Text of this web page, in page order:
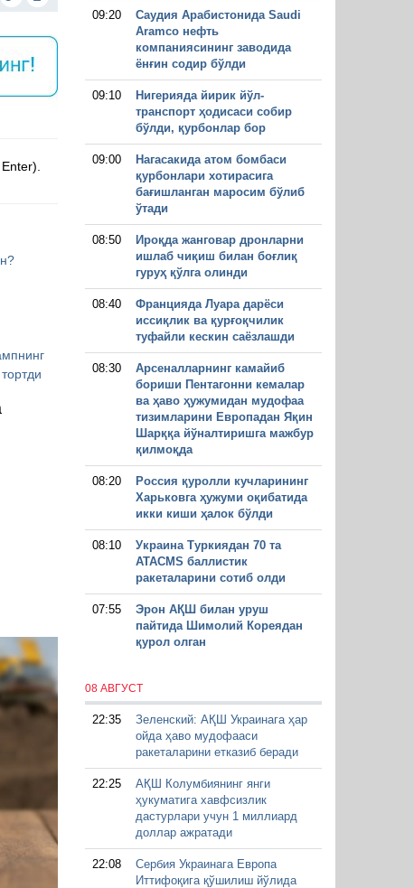
09:20
Саудия Арабистонида Saudi
Aramco нефть
компаниясининг заводида
ёнғин содир бўлди
09:10
Нигерияда йирик йўл-
транспорт ҳодисаси собир
бўлди, қурбонлар бор
09:00
Нагасакида атом бомбаси
қурбонлари хотирасига
бағишланган маросим бўлиб
ўтади
08:50
Ироқда жанговар дронларни
ишлаб чиқиш билан боғлиқ
гуруҳ қўлга олинди
08:40
Францияда Луара дарёси
иссиқлик ва қурғоқчилик
туфайли кескин саёзлашди
08:30
Арсеналларнинг камайиб
бориши Пентагонни кемалар
ва ҳаво ҳужумидан мудофаа
тизимларини Европадан Яқин
Шарққа йўналтиришга мажбур
қилмоқда
08:20
Россия қуролли кучларининг
Харьковга ҳужуми оқибатида
икки киши ҳалок бўлди
08:10
Украина Туркиядан 70 та
ATACMS баллистик
ракеталарини сотиб олди
07:55
Эрон АҚШ билан уруш
пайтида Шимолий Кореядан
қурол олган
08 АВГУСТ
22:35
Зеленский: АҚШ Украинага ҳар
ойда ҳаво мудофааси
ракеталарини етказиб беради
22:25
АҚШ Колумбиянинг янги
ҳукуматига хавфсизлик
дастурлари учун 1 миллиард
доллар ажратади
22:08
Сербия Украинага Европа
Иттифоқига қўшилиш йўлида